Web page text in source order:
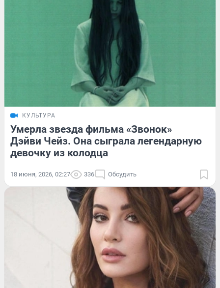
КУЛЬТУРА
Умерла звезда фильма «Звонок»
Дэйви Чейз. Она сыграла легендарную
девочку из колодца
18 июня, 2026, 02:27 336 Обсудить